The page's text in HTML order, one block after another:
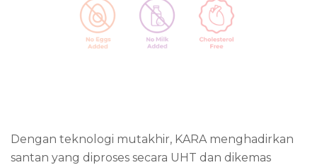
Dengan teknologi mutakhir, KARA menghadirkan
santan yang diproses secara UHT dan dikemas